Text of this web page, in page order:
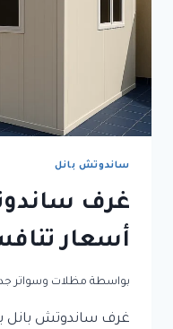
ساندوتش بانل
غرف
أسعار
بواسطة مظلات وسواتر
غرف ساندوتش بانل